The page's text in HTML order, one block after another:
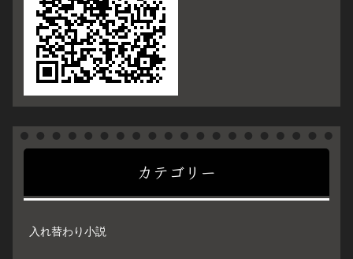
カテゴリー
入れ替わり小説